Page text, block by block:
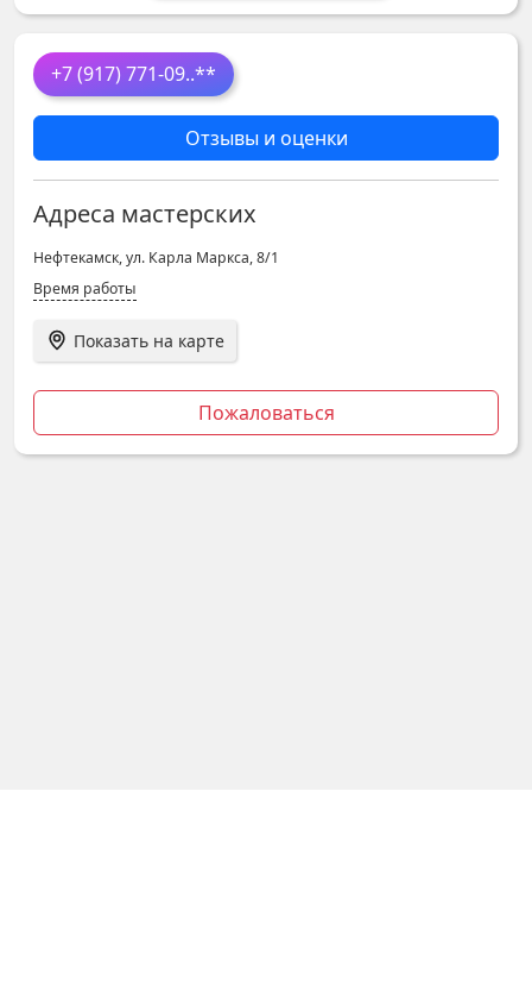
+7 (917) 771-09..**
Отзывы и оценки
Адреса мастерских
Нефтекамск, ул. Карла Маркса, 8/1
Время работы
Показать на карте
Пожаловаться